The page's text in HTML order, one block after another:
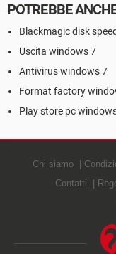
POTREBBE
Blackmagic disk
Uscita windows 7
Antivirus windows 7
Format factory
Play store pc
Chi siamo
Contatti